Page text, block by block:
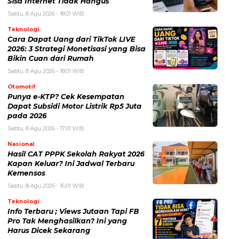
Sabtu, 8 Agu 2026 - 18:01 WIB
Teknologi
Cara Dapat Uang dari TikTok LIVE
2026: 3 Strategi Monetisasi yang Bisa
Bikin Cuan dari Rumah
Sabtu, 8 Agu 2026 - 18:01 WIB
Otomotif
Punya e-KTP? Cek Kesempatan
Dapat Subsidi Motor Listrik Rp5 Juta
pada 2026
Sabtu, 8 Agu 2026 - 17:01 WIB
Nasional
Hasil CAT PPPK Sekolah Rakyat 2026
Kapan Keluar? Ini Jadwal Terbaru
Kemensos
Sabtu, 8 Agu 2026 - 16:01 WIB
Teknologi
Info Terbaru ; Views Jutaan Tapi FB
Pro Tak Menghasilkan? Ini yang
Harus Dicek Sekarang